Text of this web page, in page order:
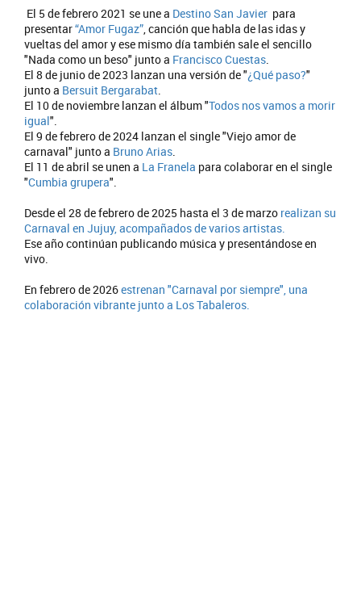
El 5 de febrero 2021 se une a Destino San Javier para
presentar“Amor Fugaz”, canción que habla de las idas y
vueltas del amor y ese mismo día también sale el sencillo
"Nada como un beso" junto a Francisco Cuestas.
El 8 de junio de 2023 lanzan una versión de "¿Qué paso?"
junto a Bersuit Bergarabat.
El 10 de noviembre lanzan el álbum "Todos nos vamos a morir
igual".
El 9 de febrero de 2024 lanzan el single "Viejo amor de
carnaval" junto a Bruno Arias.
El 11 de abril se unen a La Franela para colaborar en el single
"Cumbia grupera".
Desde el 28 de febrero de 2025 hasta el 3 de marzo realizan su
Carnaval en Jujuy, acompañados de varios artistas.
Ese año continúan publicando música y presentándose en
vivo.
En febrero de 2026estrenan "Carnaval por siempre", una
colaboración vibrante junto a Los Tabaleros.